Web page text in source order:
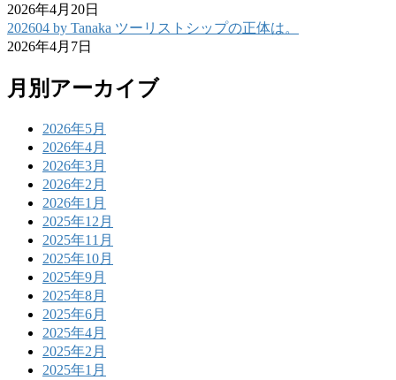
2026年4月20日
202604 by Tanaka ツーリストシップの正体は。
2026年4月7日
月別アーカイブ
2026年5月
2026年4月
2026年3月
2026年2月
2026年1月
2025年12月
2025年11月
2025年10月
2025年9月
2025年8月
2025年6月
2025年4月
2025年2月
2025年1月